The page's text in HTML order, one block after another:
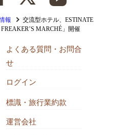
報
交流型ホテル、ESTINATE
MARCHÉ」開催
よくある質問・お問合
せ
ログイン
標識・旅行業約款
運営会社